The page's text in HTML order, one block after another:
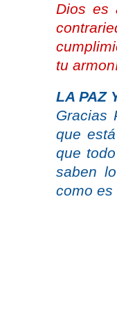
Dios es
tu
LA PAZ
Gracias
que
que
saben
como es